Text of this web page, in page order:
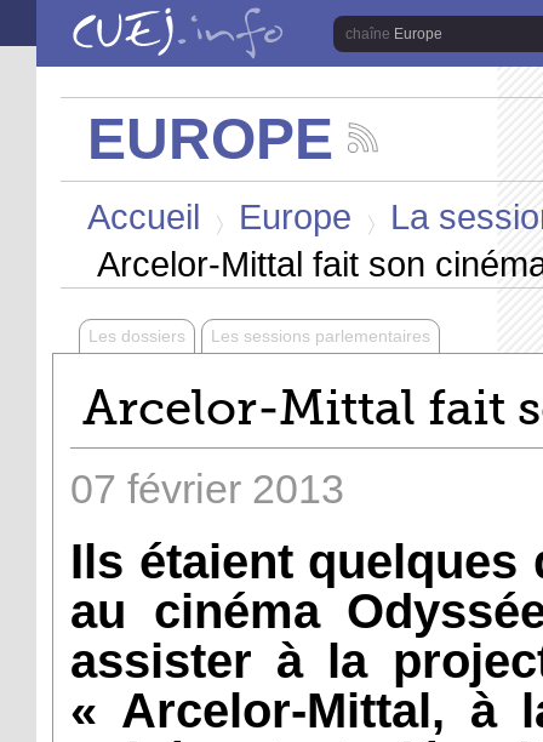
Aller au contenu principal
Europe
EUROPE
les
de
la
Europe
Accueil Europe
La
Arcelor-Mittal fait son
Les dossiers Les sessions parlementaires
Arcelor-Mittal fait
07 février 2013
Ils étaient
au cinéma
assister à la
« Arcelor-Mittal, à